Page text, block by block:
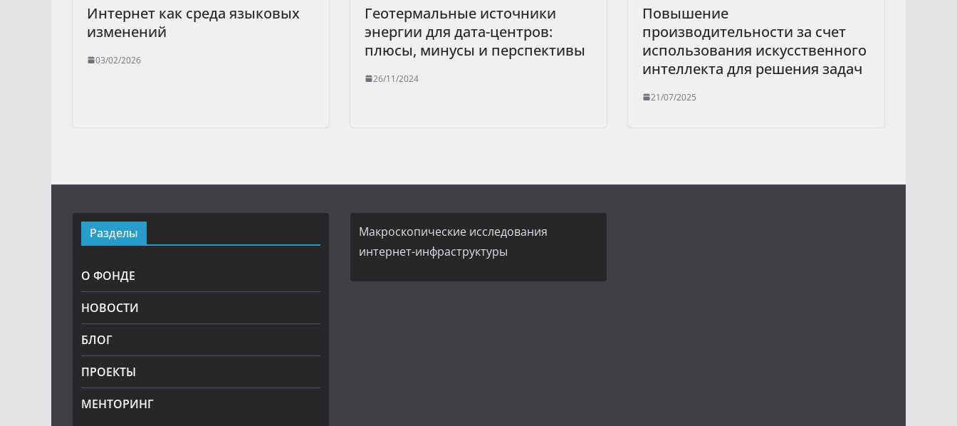
Интернет как среда языковых
изменений
03/02/2026
Геотермальные источники
энергии для дата-центров:
плюсы, минусы и перспективы
26/11/2024
Повышение
производительности за счет
использования искусственного
интеллекта для решения задач
21/07/2025
Разделы
О ФОНДЕ
НОВОСТИ
БЛОГ
ПРОЕКТЫ
МЕНТОРИНГ
Макроскопические исследования
интернет-инфраструктуры